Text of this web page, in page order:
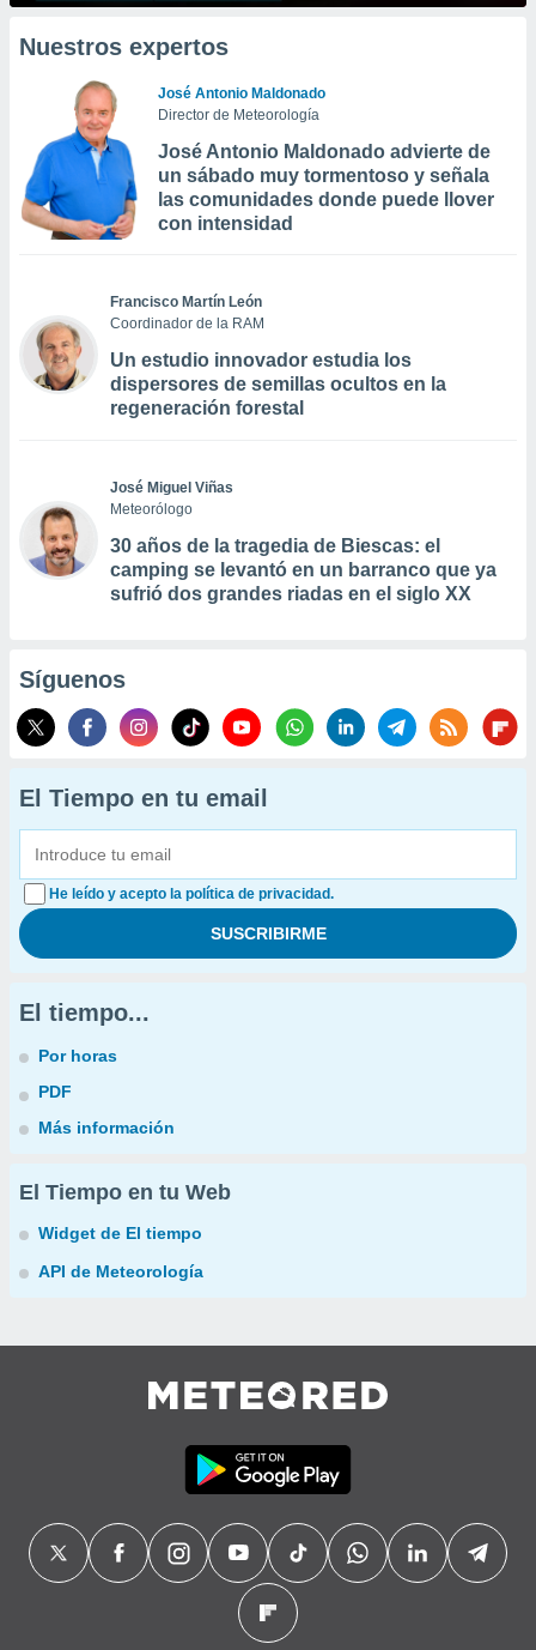
Nuestros expertos
José Antonio Maldonado
Director de Meteorología
José Antonio Maldonado advierte de
un sábado muy tormentoso y señala
las comunidades donde puede llover
con intensidad
Francisco Martín León
Coordinador de la RAM
Un estudio innovador estudia los
dispersores de semillas ocultos en la
regeneración forestal
José Miguel Viñas
Meteorólogo
30 años de la tragedia de Biescas: el
camping se levantó en un barranco que ya
sufrió dos grandes riadas en el siglo XX
Síguenos
El Tiempo en tu email
He leído y acepto la política de privacidad.
El tiempo...
Por horas
PDF
Más información
El Tiempo en tu Web
Widget de El tiempo
API de Meteorología